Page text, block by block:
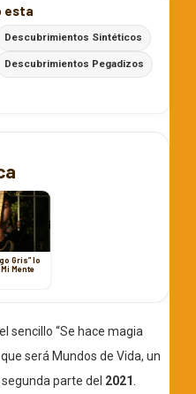
esta
Descubrimientos Sintéticos
Descubrimientos Pegadizos
Gris” lo
Mente
sencillo “Se hace magia
será Mundos de Vida, un
parte del 2021 .